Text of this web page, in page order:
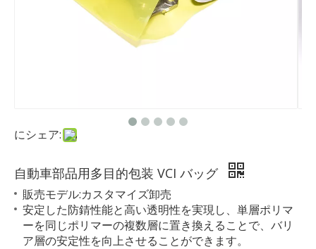
にシェア:
自動車部品用多目的包装 VCI バッグ
販売モデル:カスタマイズ卸売
安定した防錆性能と高い透明性を実現し、単層ポリマ
ーを同じポリマーの複数層に置き換えることで、バリ
ア層の安定性を向上させることができます。